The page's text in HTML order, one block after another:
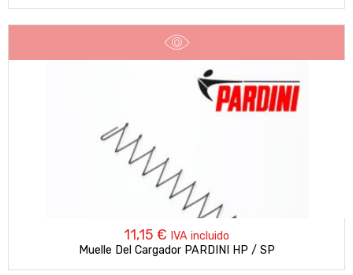
11,15 € IVA incluido
Muelle Del Cargador PARDINI HP / SP